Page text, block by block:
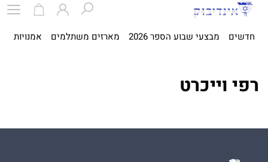
חדשים מבצעי שבוע הספר 2026 מארזים משתלמים אמנויות
רפי וייכרט